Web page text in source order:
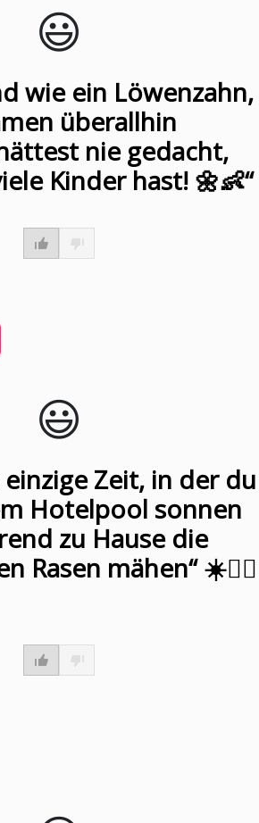
😃️
wie ein Löwenzahn,
überallhin
nie gedacht,
Kinder hast! 🌼👶“
😃️
einzige Zeit, in der du
Hotelpool sonnen
zu Hause die
Rasen mähen“ ☀️🏊‍♀️